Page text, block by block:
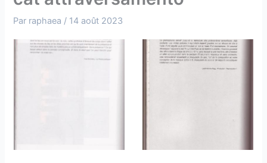
Par raphaea / 14 août 2023